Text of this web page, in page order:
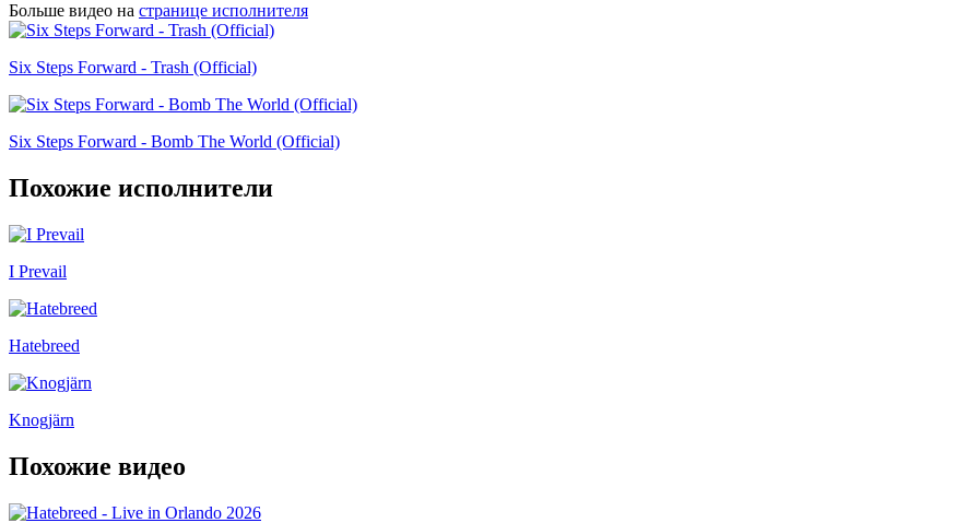
Больше видео на странице исполнителя
Six Steps Forward - Trash (Official)
Six Steps Forward - Bomb The World (Official)
Похожие исполнители
I Prevail
Hatebreed
Knogjärn
Похожие видео